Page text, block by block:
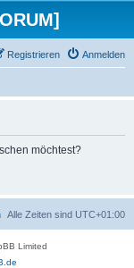
Anmelden
Registrieren
möchtest?
Alle Zeiten sind UTC+01:00
Limited